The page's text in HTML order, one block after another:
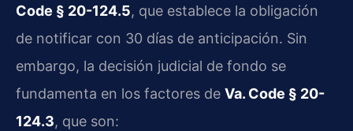
Code § 20-124.5, que establece la obligación
de notificar con 30 días de anticipación. Sin
embargo, la decisión judicial de fondo se
fundamenta en los factores de Va. Code § 20-
124.3, que son: